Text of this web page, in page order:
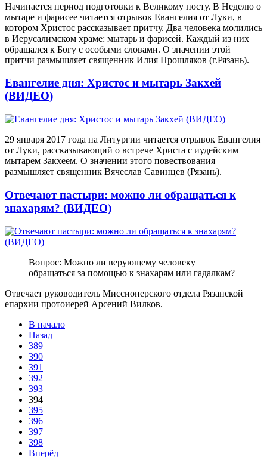
Начинается период подготовки к Великому посту. В Неделю о
мытаре и фарисее читается отрывок Евангелия от Луки, в
котором Христос рассказывает притчу. Два человека молились
в Иерусалимском храме: мытарь и фарисей. Каждый из них
обращался к Богу с особыми словами. О значении этой
притчи размышляет священник Илия Прошляков (г.Рязань).
Евангелие дня: Христос и мытарь Закхей
(ВИДЕО)
29 января 2017 года на Литургии читается отрывок Евангелия
от Луки, рассказывающий о встрече Христа с иудейским
мытарем Закхеем. О значении этого повествования
размышляет священник Вячеслав Савинцев (Рязань).
Отвечают пастыри: можно ли обращаться к
знахарям? (ВИДЕО)
Вопрос: Можно ли верующему человеку
обращаться за помощью к знахарям или гадалкам?
Отвечает руководитель Миссионерского отдела Рязанской
епархии протоиерей Арсений Вилков.
В начало
Назад
389
390
391
392
393
394
395
396
397
398
Вперёд